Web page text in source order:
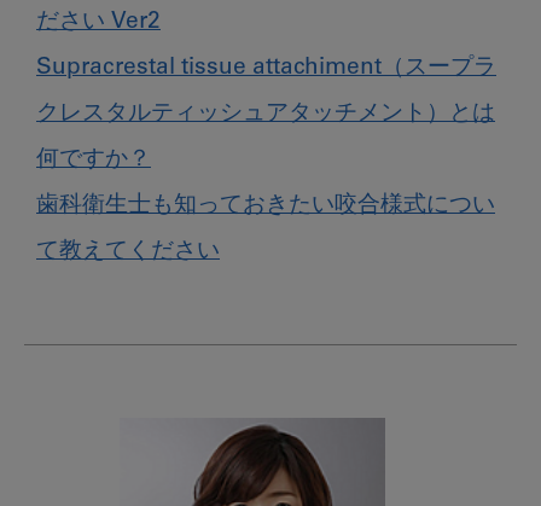
ださい Ver2
Supracrestal tissue attachiment（スープラ
クレスタルティッシュアタッチメント）とは
何ですか？
歯科衛生士も知っておきたい咬合様式につい
て教えてください